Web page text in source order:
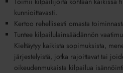
kunnioittavasti.
Kertoo rehellisesti omasta
Tuntee kilpailulainsäädännön
Kieltäytyy kaikista sopimuksista,
järjestelyistä, jotka rajoittavat tai
oikeudenmukaista kilpailua